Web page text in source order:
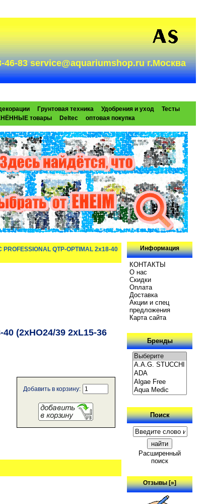
46-83 service@aquariumshop.ru г.Москва
Грунтовая техника Удобрения и уход
Тесты
товары Deltec оптовая покупка
QTP-OPTIMAL 2x18-40
(2xHO24/39 2xL15-36
Добавить в корзину:
Информация
КОНТАКТЫ
О нас
Скидки
Oплатa
Доставка
Акции и спец
предложения
Карта сайта
Бренды
Поиск
Расширенный
поиск
Отзывы [»]